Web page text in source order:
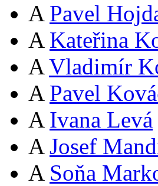
A Pavel
A Kateřina
A Vladimír
A Pavel
A Ivana Levá
A Josef
A Soňa